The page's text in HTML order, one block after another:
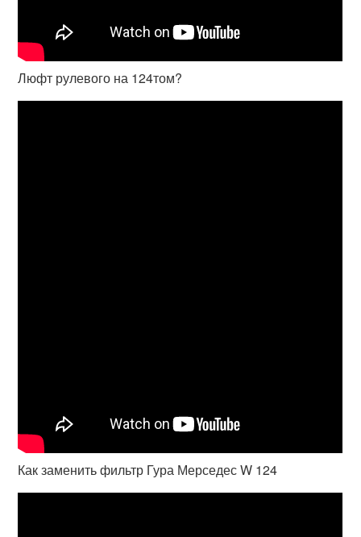
Люфт рулевого на 124том?
Как заменить фильтр Гура Мерседес W 124